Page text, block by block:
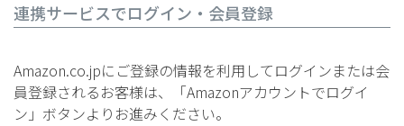
連携サービスでログイン・会員登録
Amazon.co.jpにご登録の情報を利用してログインまたは会
員登録されるお客様は、「Amazonアカウントでログイ
ン」ボタンよりお進みください。